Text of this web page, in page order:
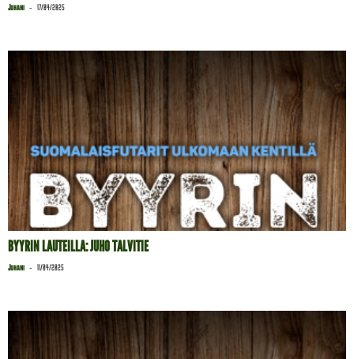
Juhani - 17/04/2025
BYYRIN LAUTEILLA: JUHO TALVITIE
Juhani - 11/04/2025